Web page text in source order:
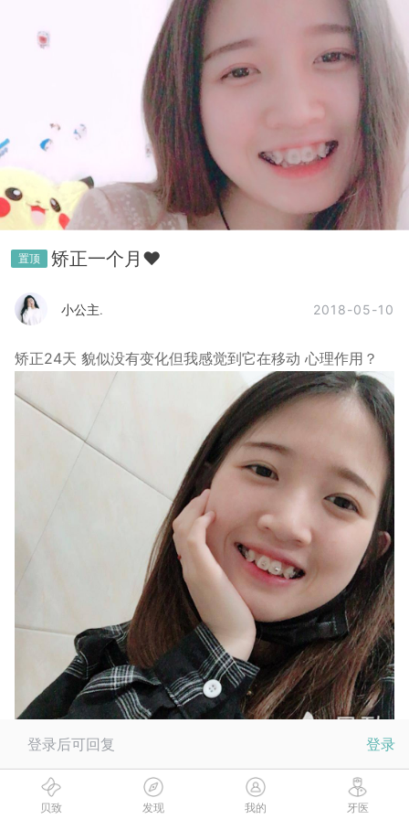
置顶 矫正一个月❤
小公主. 2018-05-10
矫正24天 貌似没有变化但我感觉到它在移动 心理作用？
不忍直视❌ 👉👀
登录后可回复 登录
贝致 发现 我的 牙医